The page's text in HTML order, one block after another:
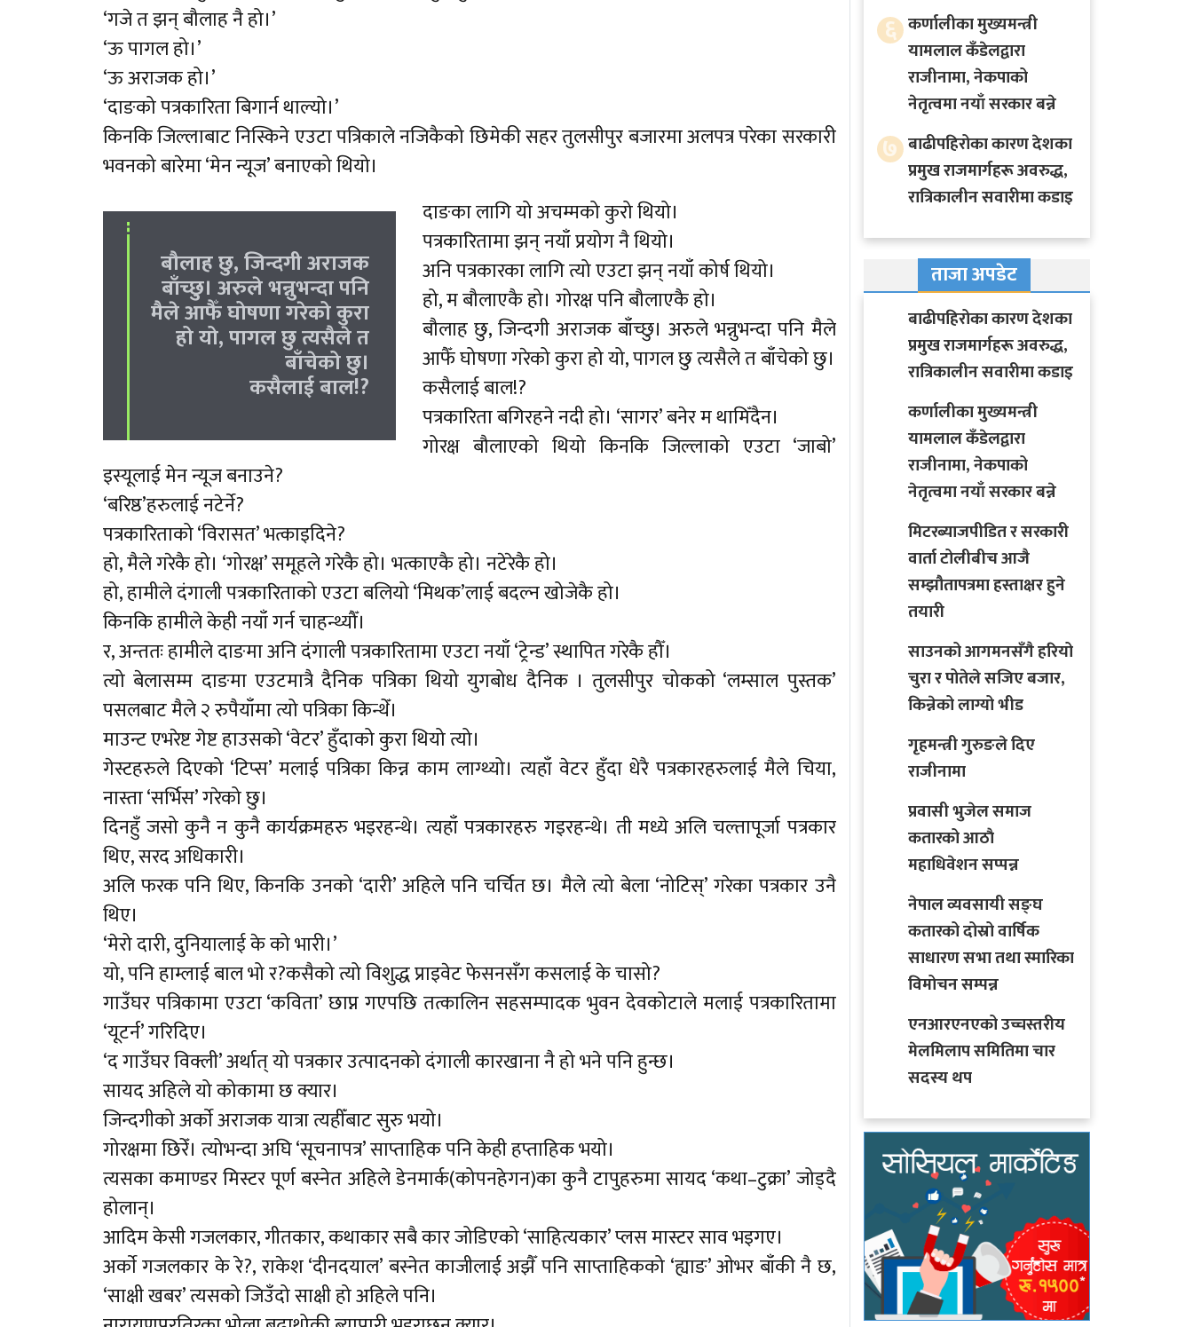
‘गजे त झन् बौलाह नै हो।’
‘ऊ पागल हो।’
‘ऊ अराजक हो।’
‘दाङको पत्रकारिता बिगार्न थाल्यो।’
किनकि जिल्लाबाट निस्किने एउटा पत्रिकाले नजिकैको छिमेकी सहर तुलसीपुर बजारमा अलपत्र परेका सरकारी
भवनको बारेमा ‘मेन न्यूज’ बनाएको थियो।
बौलाह छु, जिन्दगी अराजक
बाँच्छु। अरुले भन्नुभन्दा पनि
मैले आफैँ घोषणा गरेको कुरा
हो यो, पागल छु त्यसैले त
बाँचेको छु।
कसैलाई बाल!?
दाङका लागि यो अचम्मको कुरो थियो।
पत्रकारितामा झन् नयाँ प्रयोग नै थियो।
अनि पत्रकारका लागि त्यो एउटा झन् नयाँ कोर्ष थियो।
हो, म बौलाएकै हो। गोरक्ष पनि बौलाएकै हो।
बौलाह छु, जिन्दगी अराजक बाँच्छु। अरुले भन्नुभन्दा पनि मैले
आफैँ घोषणा गरेको कुरा हो यो, पागल छु त्यसैले त बाँचेको छु।
कसैलाई बाल!?
पत्रकारिता बगिरहने नदी हो। ‘सागर’ बनेर म थामिँदैन।
गोरक्ष बौलाएको थियो किनकि जिल्लाको एउटा ‘जाबो’
इस्यूलाई मेन न्यूज बनाउने?
‘बरिष्ठ’हरुलाई नटेर्ने?
पत्रकारिताको ‘विरासत’ भत्काइदिने?
हो, मैले गरेकै हो। ‘गोरक्ष’ समूहले गरेकै हो। भत्काएकै हो। नटेरेकै हो।
हो, हामीले दंगाली पत्रकारिताको एउटा बलियो ‘मिथक’लाई बदल्न खोजेकै हो।
किनकि हामीले केही नयाँ गर्न चाहन्थ्यौँ।
र, अन्ततः हामीले दाङमा अनि दंगाली पत्रकारितामा एउटा नयाँ ‘ट्रेन्ड’ स्थापित गरेकै हौँ।
त्यो बेलासम्म दाङमा एउटमात्रै दैनिक पत्रिका थियो युगबोध दैनिक । तुलसीपुर चोकको ‘लम्साल पुस्तक’
पसलबाट मैले २ रुपैयाँमा त्यो पत्रिका किन्थेँ।
माउन्ट एभरेष्ट गेष्ट हाउसको ‘वेटर’ हुँदाको कुरा थियो त्यो।
गेस्टहरुले दिएको ‘टिप्स’ मलाई पत्रिका किन्न काम लाग्थ्यो। त्यहाँ वेटर हुँदा धेरै पत्रकारहरुलाई मैले चिया,
नास्ता ‘सर्भिस’ गरेको छु।
दिनहुँ जसो कुनै न कुनै कार्यक्रमहरु भइरहन्थे। त्यहाँ पत्रकारहरु गइरहन्थे। ती मध्ये अलि चल्तापूर्जा पत्रकार
थिए, सरद अधिकारी।
अलि फरक पनि थिए, किनकि उनको ‘दारी’ अहिले पनि चर्चित छ। मैले त्यो बेला ‘नोटिस्’ गरेका पत्रकार उनै
थिए।
‘मेरो दारी, दुनियालाई के को भारी।’
यो, पनि हाम्लाई बाल भो र?कसैको त्यो विशुद्ध प्राइवेट फेसनसँग कसलाई के चासो?
गाउँघर पत्रिकामा एउटा ‘कविता’ छाप्न गएपछि तत्कालिन सहसम्पादक भुवन देवकोटाले मलाई पत्रकारितामा
‘यूटर्न’ गरिदिए।
‘द गाउँघर विक्ली’ अर्थात् यो पत्रकार उत्पादनको दंगाली कारखाना नै हो भने पनि हुन्छ।
सायद अहिले यो कोकामा छ क्यार।
जिन्दगीको अर्काे अराजक यात्रा त्यहीँबाट सुरु भयो।
गोरक्षमा छिरेँ। त्योभन्दा अघि ‘सूचनापत्र’ साप्ताहिक पनि केही हप्ताहिक भयो।
त्यसका कमाण्डर मिस्टर पूर्ण बस्नेत अहिले डेनमार्क(कोपनहेगन)का कुनै टापुहरुमा सायद ‘कथा–टुक्रा’ जोड्दै
होलान्।
आदिम केसी गजलकार, गीतकार, कथाकार सबै कार जोडिएको ‘साहित्यकार’ प्लस मास्टर साव भइगए।
अर्काे गजलकार के रे?, राकेश ‘दीनदयाल’ बस्नेत काजीलाई अझैँ पनि साप्ताहिकको ‘ह्याङ’ ओभर बाँकी नै छ,
‘साक्षी खबर’ त्यसको जिउँदो साक्षी हो अहिले पनि।
६ कर्णालीका मुख्यमन्त्री
यामलाल कँडेलद्वारा
राजीनामा, नेकपाको
नेतृत्वमा नयाँ सरकार बन्ने
७ बाढीपहिरोका कारण देशका
प्रमुख राजमार्गहरू अवरुद्ध,
रात्रिकालीन सवारीमा कडाइ
ताजा अपडेट
बाढीपहिरोका कारण देशका
प्रमुख राजमार्गहरू अवरुद्ध,
रात्रिकालीन सवारीमा कडाइ
कर्णालीका मुख्यमन्त्री
यामलाल कँडेलद्वारा
राजीनामा, नेकपाको
नेतृत्वमा नयाँ सरकार बन्ने
मिटरब्याजपीडित र सरकारी
वार्ता टोलीबीच आजै
सम्झौतापत्रमा हस्ताक्षर हुने
तयारी
साउनको आगमनसँगै हरियो
चुरा र पोतेले सजिए बजार,
किन्नेको लाग्यो भीड
गृहमन्त्री गुरुङले दिए
राजीनामा
प्रवासी भुजेल समाज
कतारको आठाै
महाधिवेशन सप्पन्न
नेपाल व्यवसायी सङ्घ
कतारको दोस्रो वार्षिक
साधारण सभा तथा स्मारिका
विमोचन सम्पन्न
एनआरएनएको उच्चस्तरीय
मेलमिलाप समितिमा चार
सदस्य थप